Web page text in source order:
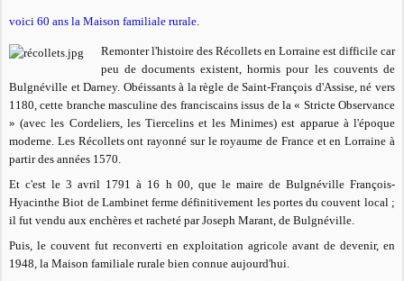
voici 60 ans la Maison familiale rurale.
Remonter l'histoire des Récollets en Lorraine est difficile car
peu de documents existent, hormis pour les couvents de
Bulgnéville et Darney. Obéissants à la règle de Saint-François d'Assise, né vers
1180, cette branche masculine des franciscains issus de la « Stricte Observance
» (avec les Cordeliers, les Tiercelins et les Minimes) est apparue à l'époque
moderne. Les Récollets ont rayonné sur le royaume de France et en Lorraine à
partir des années 1570.
Et c'est le 3 avril 1791 à 16 h 00, que le maire de Bulgnéville François-
Hyacinthe Biot de Lambinet ferme définitivement les portes du couvent local ;
il fut vendu aux enchères et racheté par Joseph Marant, de Bulgnéville.
Puis, le couvent fut reconverti en exploitation agricole avant de devenir, en
1948, la Maison familiale rurale bien connue aujourd'hui.